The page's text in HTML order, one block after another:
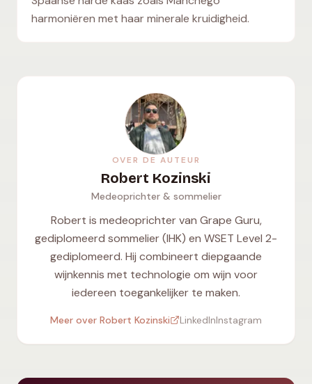
harmoniëren met haar minerale kruidigheid.
OVER DE AUTEUR
Robert Kozinski
Medeoprichter & sommelier
Robert is medeoprichter van Grape Guru,
gediplomeerd sommelier (IHK) en WSET Level 2-
gediplomeerd. Hij combineert diepgaande
wijnkennis met technologie om wijn voor
iedereen toegankelijker te maken.
Meer over Robert Kozinski LinkedInInstagram